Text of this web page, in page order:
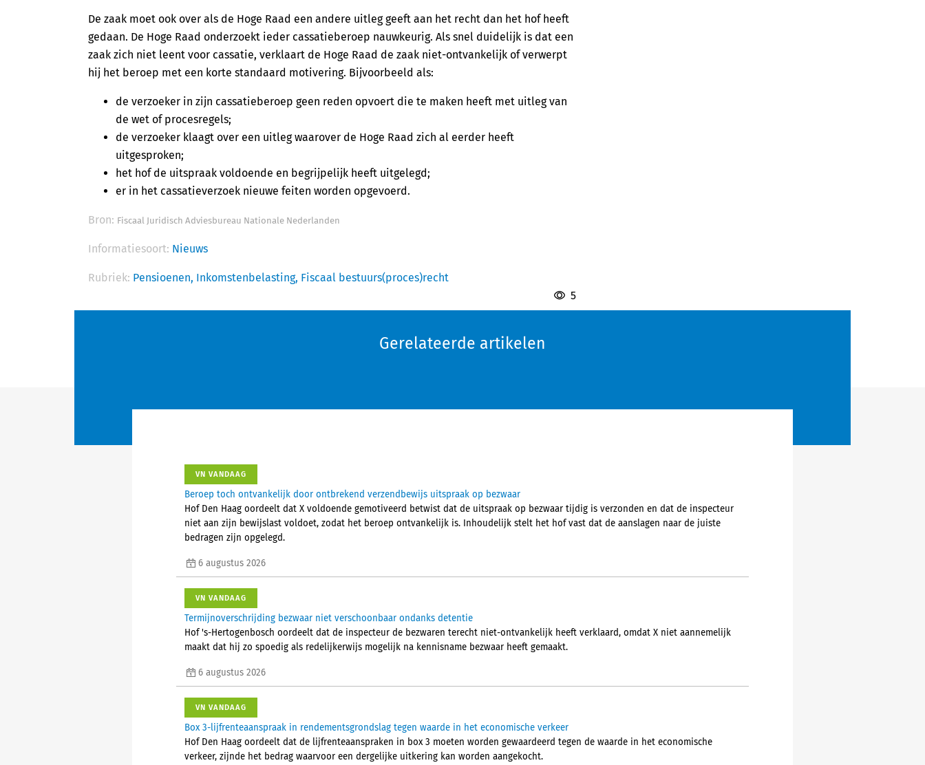
De zaak moet ook over als de Hoge Raad een andere uitleg geeft aan het recht dan het hof heeft
gedaan. De Hoge Raad onderzoekt ieder cassatieberoep nauwkeurig. Als snel duidelijk is dat een
zaak zich niet leent voor cassatie, verklaart de Hoge Raad de zaak niet-ontvankelijk of verwerpt
hij het beroep met een korte standaard motivering. Bijvoorbeeld als:
de verzoeker in zijn cassatieberoep geen reden opvoert die te maken heeft met uitleg van
de wet of procesregels;
de verzoeker klaagt over een uitleg waarover de Hoge Raad zich al eerder heeft
uitgesproken;
het hof de uitspraak voldoende en begrijpelijk heeft uitgelegd;
er in het cassatieverzoek nieuwe feiten worden opgevoerd.
Bron: Fiscaal Juridisch Adviesbureau Nationale Nederlanden
Informatiesoort: Nieuws
Rubriek: Pensioenen, Inkomstenbelasting, Fiscaal bestuurs(proces)recht
5
Gerelateerde artikelen
VN VANDAAG
Beroep toch ontvankelijk door ontbrekend verzendbewijs uitspraak op bezwaar
Hof Den Haag oordeelt dat X voldoende gemotiveerd betwist dat de uitspraak op bezwaar tijdig is verzonden en dat de inspecteur
niet aan zijn bewijslast voldoet, zodat het beroep ontvankelijk is. Inhoudelijk stelt het hof vast dat de aanslagen naar de juiste
bedragen zijn opgelegd.
6 augustus 2026
VN VANDAAG
Termijnoverschrijding bezwaar niet verschoonbaar ondanks detentie
Hof 's-Hertogenbosch oordeelt dat de inspecteur de bezwaren terecht niet-ontvankelijk heeft verklaard, omdat X niet aannemelijk
maakt dat hij zo spoedig als redelijkerwijs mogelijk na kennisname bezwaar heeft gemaakt.
6 augustus 2026
VN VANDAAG
Box 3-lijfrenteaanspraak in rendementsgrondslag tegen waarde in het economische verkeer
Hof Den Haag oordeelt dat de lijfrenteaanspraken in box 3 moeten worden gewaardeerd tegen de waarde in het economische
verkeer, zijnde het bedrag waarvoor een dergelijke uitkering kan worden aangekocht.